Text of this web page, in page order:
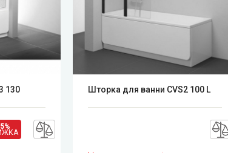
130 Шторка для ванни CVS2 100 L